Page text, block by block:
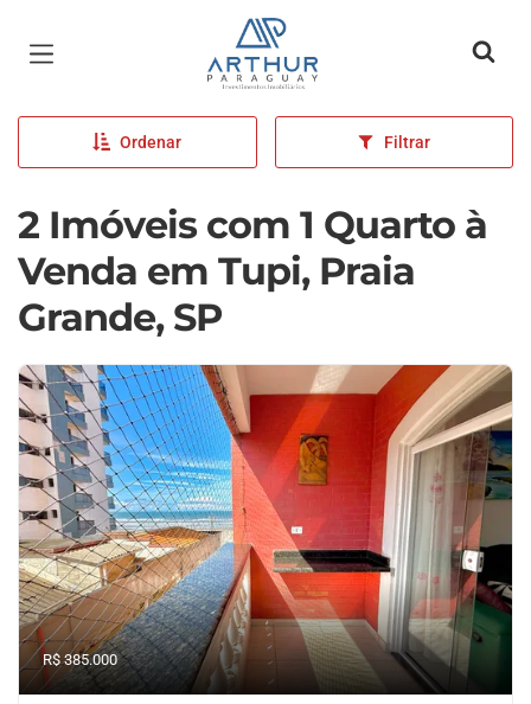
Página inicial
Ordenar Filtrar
2 Imóveis com 1 Quarto à
Venda em Tupi, Praia
Grande, SP
R$ 385.000